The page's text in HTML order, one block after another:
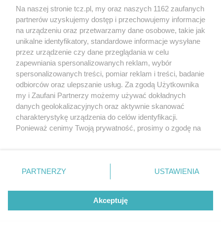
O FIRMIE POLITYKA PRYWATNOŚCI HOSTING
REKLAMA WSPÓŁPRACA RSS FACEBOOK KONTAKT
Nasze serwisy
Aktualności
Tcz24
Historia miasta
Muzyka i kultura
Archiwum wydarzeń
Zdjęcia miasta
Na naszej stronie tcz.pl, my oraz naszych 1162 zaufanych
partnerów uzyskujemy dostęp i przechowujemy informacje
na urządzeniu oraz przetwarzamy dane osobowe, takie jak
unikalne identyfikatory, standardowe informacje wysyłane
przez urządzenie czy dane przeglądania w celu
zapewniania spersonalizowanych reklam, wybór
spersonalizowanych treści, pomiar reklam i treści, badanie
odbiorców oraz ulepszanie usług. Za zgodą Użytkownika
my i Zaufani Partnerzy możemy używać dokładnych
danych geolokalizacyjnych oraz aktywnie skanować
charakterystykę urządzenia do celów identyfikacji.
Ponieważ cenimy Twoją prywatność, prosimy o zgodę na
znajdujący się w lewym dolnym rogu strony
. Niektóre
przetwarzaniu. Preferencje będą miały zastosowania tylko
PARTNERZY USTAWIENIA
Akceptuję